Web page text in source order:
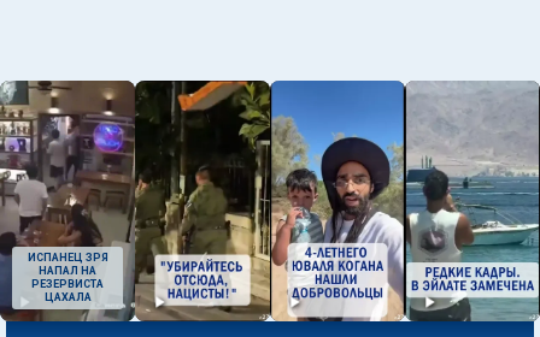
ИСПАНЕЦ ЗРЯ
НАПАЛ НА
РЕЗЕРВИСТА
ЦАХАЛА